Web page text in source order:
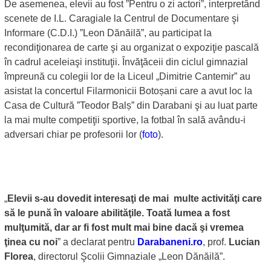
De asemenea, elevii au fost ”Pentru o zi actori”, interpretând
scenete de I.L. Caragiale la Centrul de Documentare şi
Informare (C.D.I.) ”Leon Dănăilă”, au participat la
recondiţionarea de carte şi au organizat o expoziţie pascală
în cadrul aceleiaşi instituţii. Învăţăceii din ciclul gimnazial
împreună cu colegii lor de la Liceul „Dimitrie Cantemir” au
asistat la concertul Filarmonicii Botoșani care a avut loc la
Casa de Cultură ”Teodor Balș” din Darabani şi au luat parte
la mai multe competiţii sportive, la fotbal în sală avându-i
adversari chiar pe profesorii lor (foto).
„Elevii s-au dovedit interesaţi de mai multe activităţi care
să le pună în valoare abilităţile. Toată lumea a fost
mulţumită, dar ar fi fost mult mai bine dacă şi vremea
ţinea cu noi” a declarat pentru Darabaneni.ro, prof. Lucian
Florea, directorul Şcolii Gimnaziale „Leon Dănăilă”.